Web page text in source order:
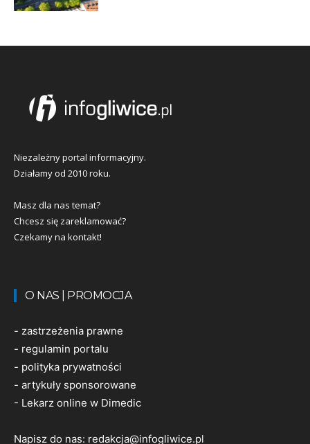
Niezależny portal informacyjny.
Działamy od 2010 roku.
Masz dla nas temat?
Chcesz się zareklamować?
Czekamy na kontakt!
O NAS | PROMOCJA
- zastrzeżenia prawne
- regulamin portalu
- polityka prywatności
- artykuły sponsorowane
- Lekarz online w Dimedic
Napisz do nas: redakcja@infogliwice.pl